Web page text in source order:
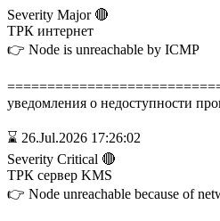
Severity Major 🔴
ТРК интернет
👉 Node is unreachable by ICMP
уведомления о недоступности
⌛ 26.Jul.2026 17:26:02
Severity Critical 🔴
ТРК сервер KMS
👉 Node unreachable because of